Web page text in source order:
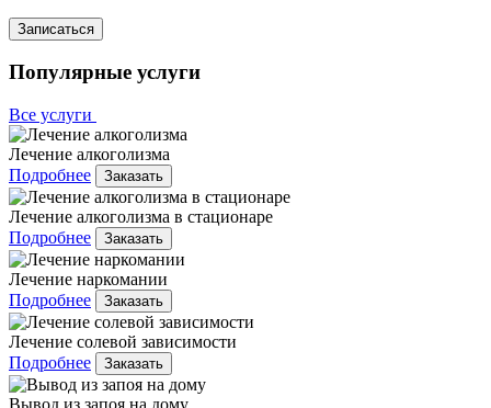
Записаться
Популярные услуги
Все услуги
Лечение алкоголизма
Подробнее
Заказать
Лечение алкоголизма в стационаре
Подробнее
Заказать
Лечение наркомании
Подробнее
Заказать
Лечение солевой зависимости
Подробнее
Заказать